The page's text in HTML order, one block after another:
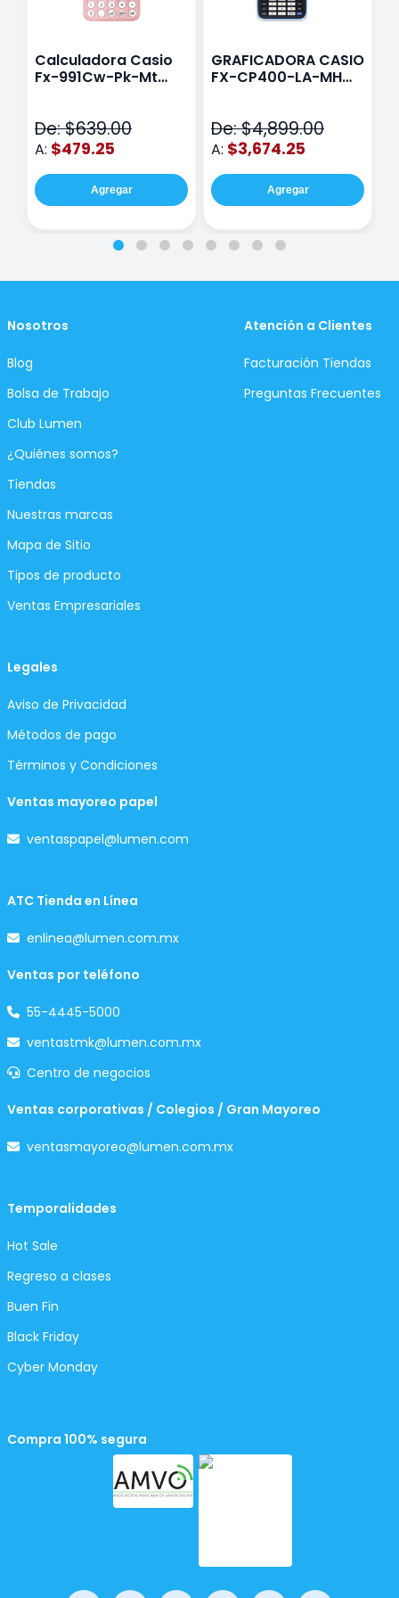
Calculadora Casio
Fx-991Cw-Pk-Mt
De: $639.00
A: $479.25
Agregar
GRAFICADORA CASIO
FX-CP400-LA-MH
De: $4,899.00
A: $3,674.25
Agregar
Nosotros
Blog
Bolsa de Trabajo
Club Lumen
¿Quiénes somos?
Tiendas
Nuestras marcas
Mapa de Sitio
Tipos de producto
Ventas Empresariales
Atención a Clientes
Facturación Tiendas
Preguntas Frecuentes
Legales
Aviso de Privacidad
Métodos de pago
Términos y Condiciones
Ventas mayoreo papel
ventaspapel@lumen.com
ATC Tienda en Línea
enlinea@lumen.com.mx
Ventas por teléfono
55-4445-5000
ventastmk@lumen.com.mx
Centro de negocios
Ventas corporativas / Colegios / Gran Mayoreo
ventasmayoreo@lumen.com.mx
Temporalidades
Hot Sale
Regreso a clases
Buen Fin
Black Friday
Cyber Monday
Compra 100% segura